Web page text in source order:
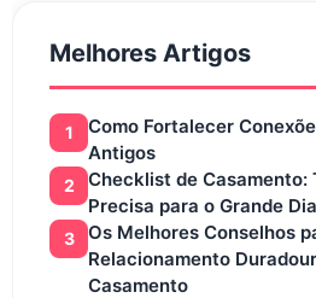
Melhores Artigos
1
Como Fortalecer
Antigos
2
Checklist de Casamento:
Precisa para o Grande Dia
3
Os Melhores Conselhos
Relacionamento
Casamento